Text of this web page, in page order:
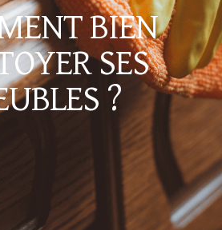
BIEN
SES
?